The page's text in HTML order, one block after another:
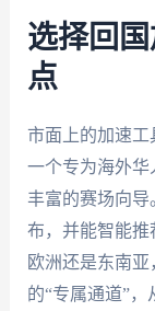
选择回
点
市面上的加速工
一个专为海外
丰富的赛场向
布，并能智能推
欧洲还是东南
的“专属通道”，